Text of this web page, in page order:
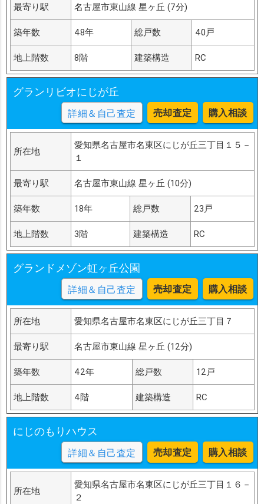
最寄り駅 名古屋市東山線 星ヶ丘 (7分)
築年数 48年 総戸数 40戸
地上階数 8階 建築構造 RC
グランリビオにじが丘
詳細＆自己査定 売却査定 購入相談
所在地
愛知県名古屋市名東区にじが丘三丁目１５－
１
最寄り駅 名古屋市東山線 星ヶ丘 (10分)
築年数 18年 総戸数 23戸
地上階数 3階 建築構造 RC
グランドメゾン虹ヶ丘公園
詳細＆自己査定 売却査定 購入相談
所在地 愛知県名古屋市名東区にじが丘三丁目７
最寄り駅 名古屋市東山線 星ヶ丘 (12分)
築年数 42年 総戸数 12戸
地上階数 4階 建築構造 RC
にじのもりハウス
詳細＆自己査定 売却査定 購入相談
所在地
愛知県名古屋市名東区にじが丘三丁目１６－
２